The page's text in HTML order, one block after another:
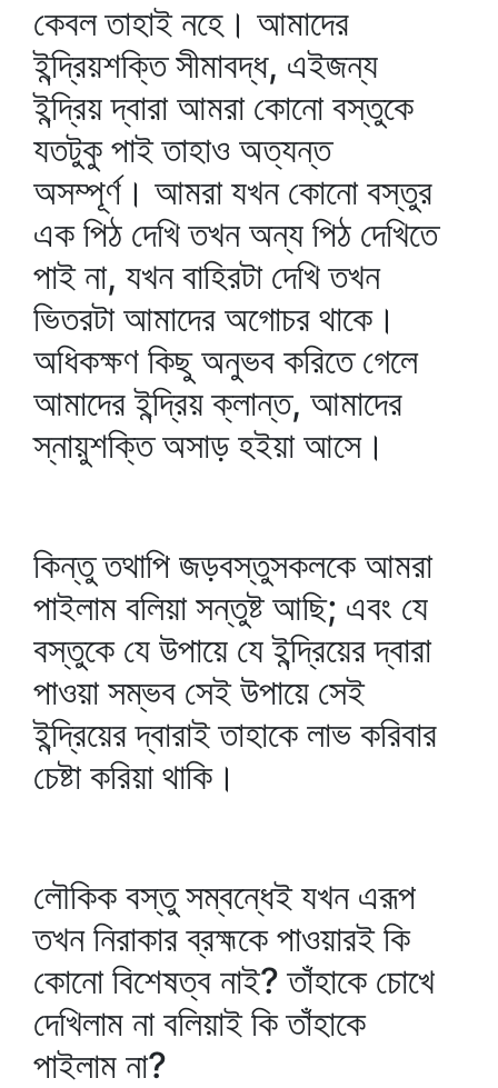
কেবল তাহাই নহে। আমাদের
ইন্দ্রিয়শক্তি সীমাবদ্ধ, এইজন্য
ইন্দ্রিয় দ্বারা আমরা কোনো বস্তুকে
যতটুকু পাই তাহাও অত্যন্ত
অসম্পূর্ণ। আমরা যখন কোনো বস্তুর
এক পিঠ দেখি তখন অন্য পিঠ দেখিতে
পাই না, যখন বাহিরটা দেখি তখন
ভিতরটা আমাদের অগোচর থাকে।
অধিকক্ষণ কিছু অনুভব করিতে গেলে
আমাদের ইন্দ্রিয় ক্লান্ত, আমাদের
স্নায়ুশক্তি অসাড় হইয়া আসে।
কিন্তু তথাপি জড়বস্তুসকলকে আমরা
পাইলাম বলিয়া সন্তুষ্ট আছি; এবং যে
বস্তুকে যে উপায়ে যে ইন্দ্রিয়ের দ্বারা
পাওয়া সম্ভব সেই উপায়ে সেই
ইন্দ্রিয়ের দ্বারাই তাহাকে লাভ করিবার
চেষ্টা করিয়া থাকি।
লৌকিক বস্তু সম্বন্ধেই যখন এরূপ
তখন নিরাকার ব্রহ্মকে পাওয়ারই কি
কোনো বিশেষত্ব নাই? তাঁহাকে চোখে
দেখিলাম না বলিয়াই কি তাঁহাকে
পাইলাম না?